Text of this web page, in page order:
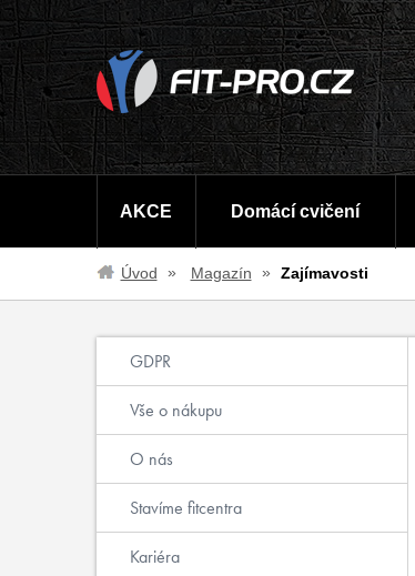
AKCE Domácí cvičení
Úvod Magazín Zajímavosti
GDPR
Vše o nákupu
O nás
Stavíme fitcentra
Kariéra